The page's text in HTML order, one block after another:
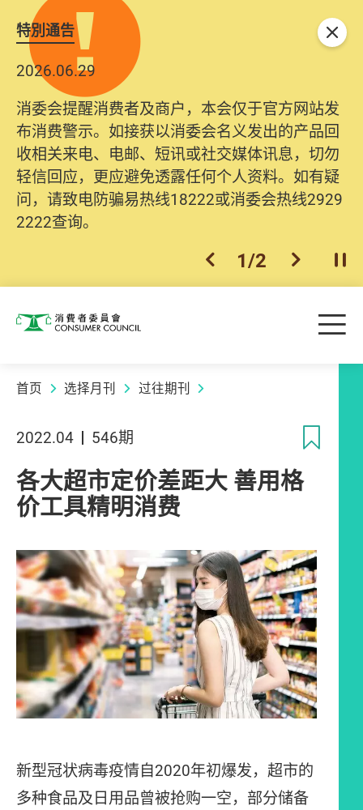
特別通告
2026.06.29
消委会提醒消费者及商户，本会仅于官方网站发
布消费警示。如接获以消委会名义发出的产品回
收相关来电、电邮、短讯或社交媒体讯息，切勿
轻信回应，更应避免透露任何个人资料。如有疑
问，请致电防骗易热线18222或消委会热线2929
2222查询。
上一个
1/2 下一个开
关闭
消费者委员会 目
首页 选择月刊 过往期刊
2022.04 546期
各大超市定价差距大 善用格
价工具精明消费
新型冠状病毒疫情自2020年初爆发，超市的
多种食品及日用品曾被抢购一空，部分储备